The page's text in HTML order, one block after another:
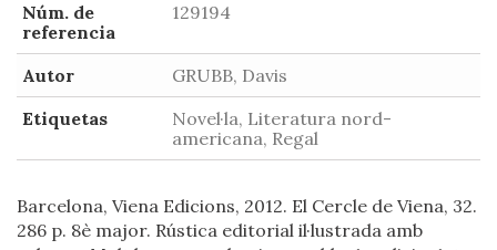
Núm. de
referencia
129194
Autor
GRUBB, Davis
Etiquetas
Novel·la, Literatura nord-
americana, Regal
Barcelona, Viena Edicions, 2012. El Cercle de Viena, 32.
286 p. 8è major. Rústica editorial il·lustrada amb